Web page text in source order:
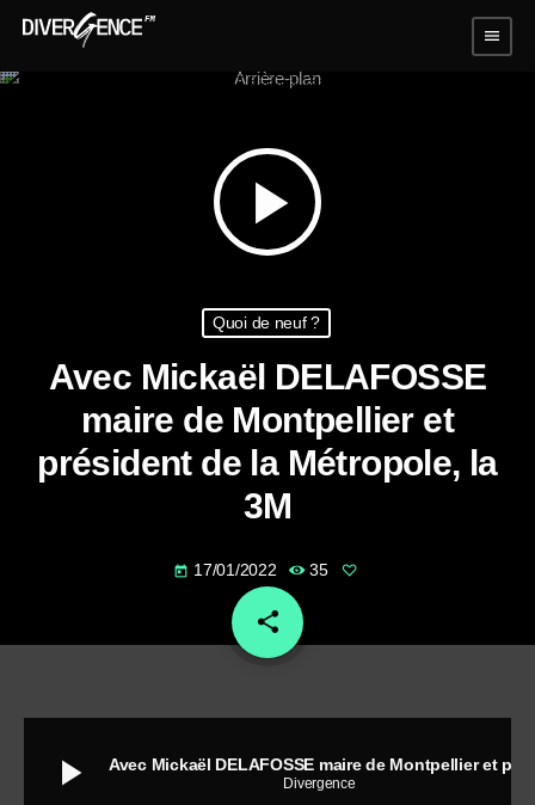
menu
play_arrow
Quoi de neuf ?
Avec Mickaël DELAFOSSE
maire de Montpellier et
président de la Métropole, la
3M
today 17/01/2022 35
share
email
play_arrow Divergence